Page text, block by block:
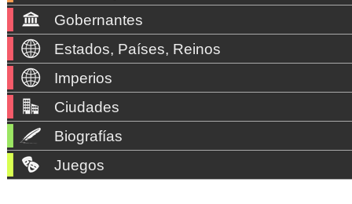
Gobernantes
Estados, Países, Reinos
Imperios
Ciudades
Biografías
Juegos